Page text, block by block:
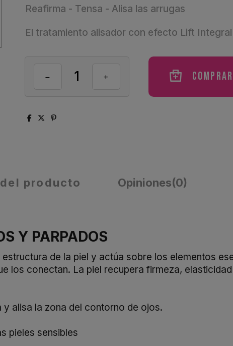
Reafirma - Tensa - Alisa las arrugas
El tratamiento alisador con efecto Lift Integral
Comprar
producto Opiniones(0)
Y PARPADOS
de la piel y actúa sobre los elementos
los conectan. La piel recupera firmeza,
alisa la zona del contorno de ojos.
pieles sensibles